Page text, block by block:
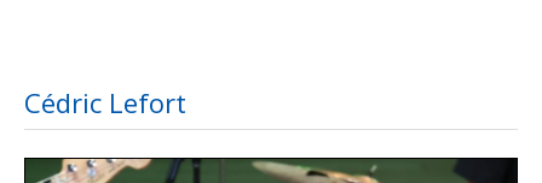
Cédric Lefort